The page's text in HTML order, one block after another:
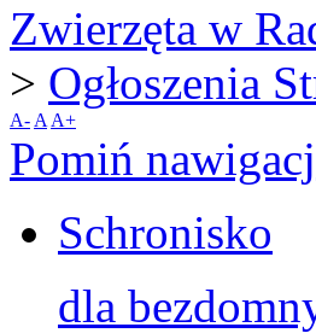
Zwierzęta w
> Ogłoszenia
A- A A+
Pomiń
Schronisko
dla